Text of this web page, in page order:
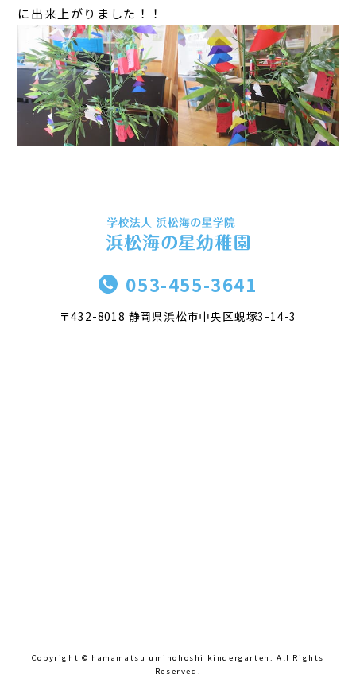
に出来上がりました！！
053-455-3641
〒432-8018 静岡県浜松市中央区蜆塚3-14-3
Copyright © hamamatsu uminohoshi kindergarten. All Rights
Reserved.